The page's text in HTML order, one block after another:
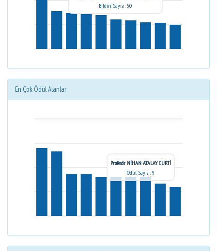
Bildiri Sayısı: 50
En Çok Ödül Alanlar
Profesör NİHAN ATALAY CURTİ
Ödül Sayısı: 9